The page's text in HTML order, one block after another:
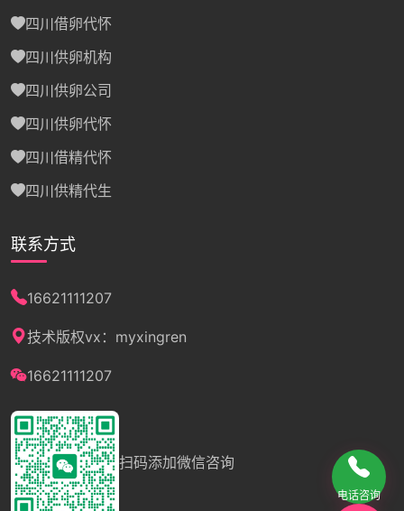
四川借卵代怀
四川供卵机构
四川供卵公司
四川供卵代怀
四川借精代怀
四川供精代生
联系方式
16621111207
技术版权vx：myxingren
16621111207
扫码添加微信咨询
电话咨询